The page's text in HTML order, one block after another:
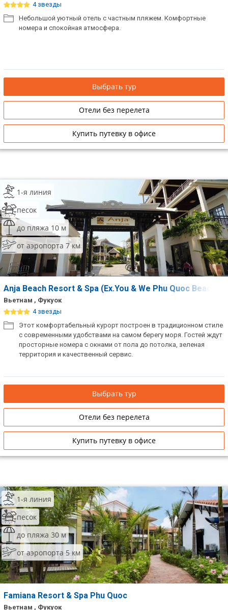
4 звезды
Небольшой уютный отель с частным пляжем. Комфортные
номера и спокойная атмосфера.
Выбрать тур
Отели без перелета
Купить путевку в офисе
1-я линия
песок
до пляжа 10 м
от аэропорта 7 км
Anja Beach Resort & Spa (Ex.You & We Phu Quoc Beach
Вьетнам , Фукуок
4 звезды
Этот комфортабельный курорт построен в традиционном стиле
с современными удобствами на самом берегу моря. Гостей ждут
просторные номера с окнами от пола до потолка, зеленая
территория и качественный сервис.
Выбрать тур
Отели без перелета
Купить путевку в офисе
1-я линия
песок
до пляжа 30 м
от аэропорта 5 км
Famiana Resort & Spa Phu Quoc
Вьетнам , Фукуок